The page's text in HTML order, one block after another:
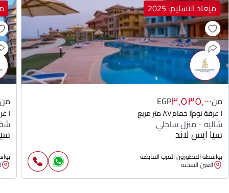
ميعاد التسليم: 2025
من٣٬٥٣٥٬٠٠٠EGP
١ غرفة نوم ١ حمام ٨٧ متر مربع
شاليه - منزل ساحلي
سيا ايس لاند
بواسطة المطورون العرب القابضة
العين السخنه
من
١ غرفة نوم